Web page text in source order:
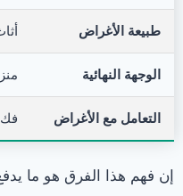
طبيعة الأغراض
الوجهة النهائية
التعامل مع الأغراض
إن فهم هذا الفرق هو ما